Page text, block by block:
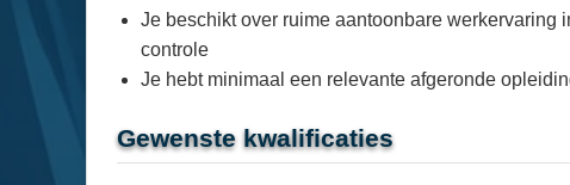
Je beschikt over ruime aantoonbare werkervaring
controle
Je hebt minimaal een relevante afgeronde
Gewenste kwalificaties